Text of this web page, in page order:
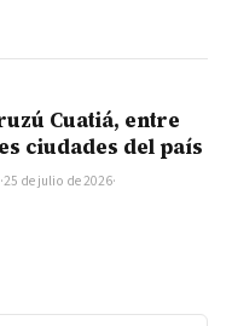
Cuatiá, entre
ciudades del país
·25 de julio de 2026·